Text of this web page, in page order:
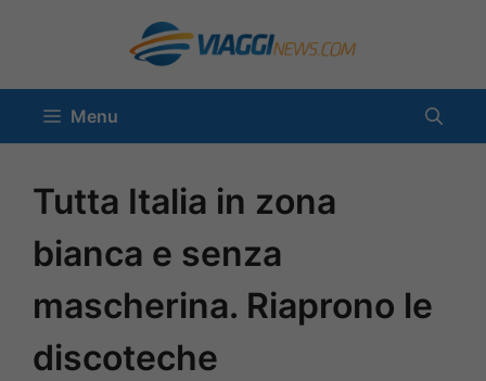
contenuto
Menu
Tutta Italia in zona
bianca e senza
mascherina. Riaprono le
discoteche